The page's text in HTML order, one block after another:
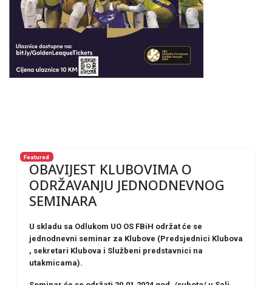
Featured
OBAVIJEST KLUBOVIMA O
ODRŽAVANJU JEDNODNEVNOG
SEMINARA
U skladu sa Odlukom UO OS FBiH održat će se
jednodnevni seminar za Klubove (Predsjednici Klubova
, sekretari Klubova i Službeni predstavnici na
utakmicama).